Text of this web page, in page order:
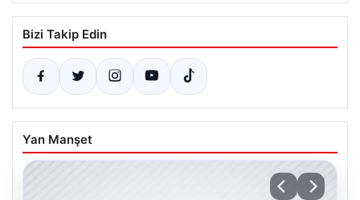
Bizi Takip Edin
Yan Manşet